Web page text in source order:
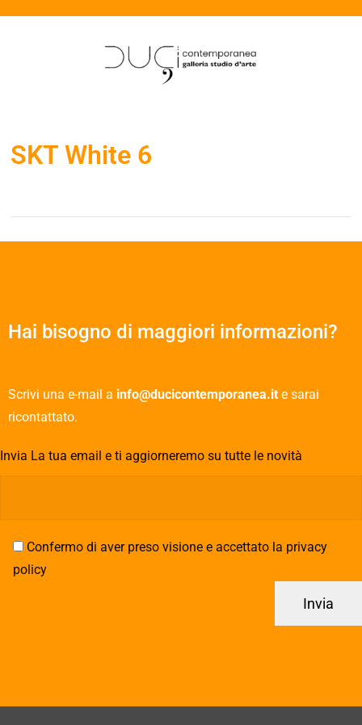
SKT White 6
Hai bisogno di maggiori informazioni?
Scrivi una e-mail a info@ducicontemporanea.it e sarai
ricontattato.
Invia La tua email e ti aggiorneremo su tutte le novità
Confermo di aver preso visione e accettato la privacy
policy